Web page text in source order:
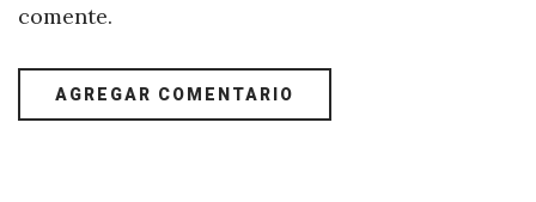
comente.